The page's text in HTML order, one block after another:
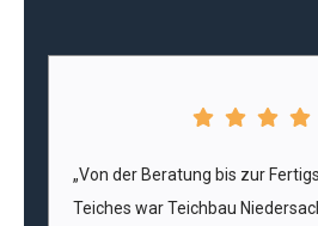
„Von der Beratung bis zur
Teiches war Teichbau